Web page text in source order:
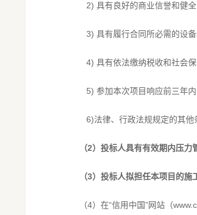
2) 具有良好的商业信誉和健全
3) 具有履行合同所必需的设备
4) 具有依法缴纳税收和社会保
5) 参加本次项目响应前三年内
6)法律、行政法规规定的其他
（2）投标人具有有效期内压力
（3） 投标人拟担任本项目的施
（4）在“信用中国”网站（